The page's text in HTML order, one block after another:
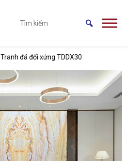
Tranh đá đối xứng TDDX30